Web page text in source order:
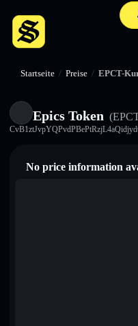
Startseite / Preise / EPCT-
Epics Token
No price information